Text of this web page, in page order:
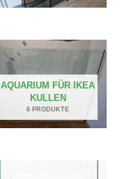
AQUARIUM FÜR IKEA
KULLEN
6 PRODUKTE